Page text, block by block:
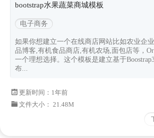
bootstrap水果蔬菜商城模板
电子商务
如果你想建立一个在线商店网站比如农业企
品博客,有机食品商店,有机农场,面包店等，
一个理想选择。这个模板是建立基于
布...
更新时间： 1年前
文件大小： 21.48M